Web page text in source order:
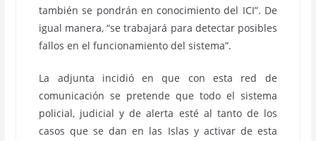
también se pondrán en conocimiento del ICI”. De
igual manera, “se trabajará para detectar posibles
fallos en el funcionamiento del sistema”.
La adjunta incidió en que con esta red de
comunicación se pretende que todo el sistema
policial, judicial y de alerta esté al tanto de los
casos que se dan en las Islas y activar de esta